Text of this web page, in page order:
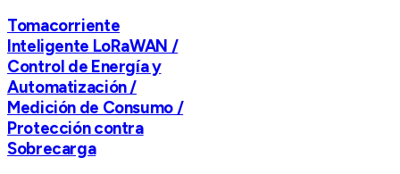
Tomacorriente
Inteligente LoRaWAN /
Control de Energía y
Automatización /
Medición de Consumo /
Protección contra
Sobrecarga